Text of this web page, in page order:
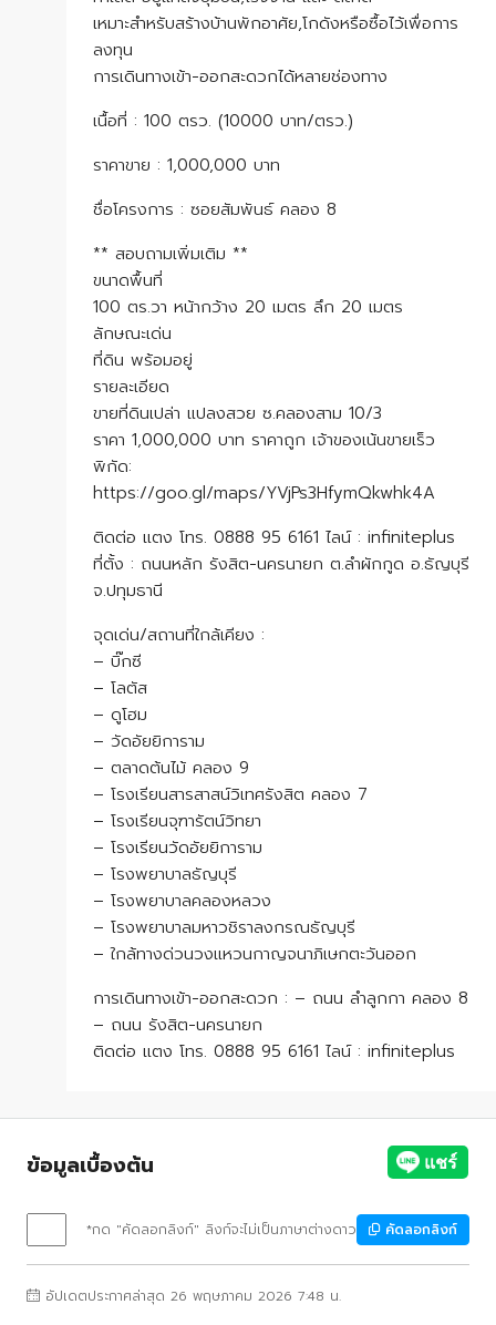
เหมาะสำหรับสร้างบ้านพักอาศัย,โกดังหรือซื้อไว้เพื่อการ
ลงทุน
การเดินทางเข้า-ออกสะดวกได้หลายช่องทาง
เนื้อที่ : 100 ตรว. (10000 บาท/ตรว.)
ราคาขาย : 1,000,000 บาท
ชื่อโครงการ : ซอยสัมพันธ์ คลอง 8
** สอบถามเพิ่มเติม **
ขนาดพื้นที่
100 ตร.วา หน้ากว้าง 20 เมตร ลึก 20 เมตร
ลักษณะเด่น
ที่ดิน พร้อมอยู่
รายละเอียด
ขายที่ดินเปล่า แปลงสวย ซ.คลองสาม 10/3
ราคา 1,000,000 บาท ราคาถูก เจ้าของเน้นขายเร็ว
พิกัด:
https://goo.gl/maps/YVjPs3HfymQkwhk4A
ติดต่อ แตง โทร. 0888 95 6161 ไลน์ : infiniteplus
ที่ตั้ง : ถนนหลัก รังสิต-นครนายก ต.ลำผักกูด อ.ธัญบุรี
จ.ปทุมธานี
จุดเด่น/สถานที่ใกล้เคียง :
– บิ๊กซี
– โลตัส
– ดูโฮม
– วัดอัยยิการาม
– ตลาดต้นไม้ คลอง 9
– โรงเรียนสารสาสน์วิเทศรังสิต คลอง 7
– โรงเรียนจุฑารัตน์วิทยา
– โรงเรียนวัดอัยยิการาม
– โรงพยาบาลธัญบุรี
– โรงพยาบาลคลองหลวง
– โรงพยาบาลมหาวชิราลงกรณธัญบุรี
– ใกล้ทางด่วนวงแหวนกาญจนาภิเษกตะวันออก
การเดินทางเข้า-ออกสะดวก : – ถนน ลำลูกกา คลอง 8
– ถนน รังสิต-นครนายก
ติดต่อ แตง โทร. 0888 95 6161 ไลน์ : infiniteplus
ข้อมูลเบื้องต้น
*กด "คัดลอกลิงก์" ลิงก์จะไม่เป็นภาษาต่างดาว คัดลอกลิงก์
อัปเดตประกาศล่าสุด 26 พฤษภาคม 2026 7:48 น.